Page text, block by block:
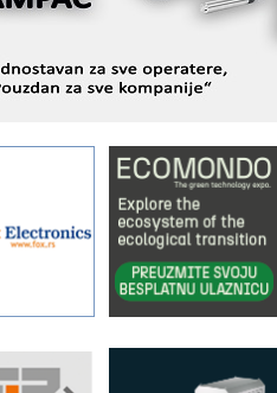
- oprema za ispitivanje
– Komponente koje
pouzdanost hidrauličkih
pumpe – japanska
u transferu fluida
Group Industrial – Napredna
za filtraciju u hidrauličkim i
sistemima
kompanije Rittal
upravljanje energijom